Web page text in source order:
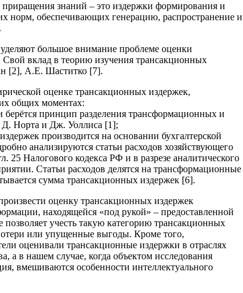
знаний – это издержки формирования и
норм, обеспечивающих генерацию, распространение и
большое внимание проблеме оценки
вклад в теорию изучения трансакционных
[2], А.Е. Шаститко [7].
оценке трансакционных издержек,
общих моментах:
берётся принцип разделения трансформационных и
Д. Норта и Дж. Уоллиса [1];
производится на основании бухгалтерской
анализируются статьи расходов хозяйствующего
25 Налогового кодекса РФ и в разрезе аналитического
Статьи расходов делятся на трансформационные
сумма трансакционных издержек [6].
оценку трансакционных издержек
находящейся «под рукой» – предоставленной
позволяет учесть такую категорию трансакционных
или упущенные выгоды. Кроме того,
оценивали трансакционные издержки в отраслях
а в нашем случае, когда объектом исследования
вмешиваются особенности интеллектуального